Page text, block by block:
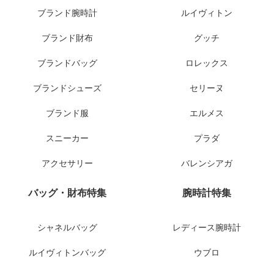
ブランド腕時計
ブランド財布
ブランドバッグ
ブランドシューズ
ブランド服
スニーカー
アクセサリー
ルイヴィトン
グッチ
ロレックス
セリーヌ
エルメス
プラダ
バレンシアガ
バッグ・財布特集
シャネルバッグ
ルイヴィトンバッグ
腕時計特集
レディース腕時計
ウブロ